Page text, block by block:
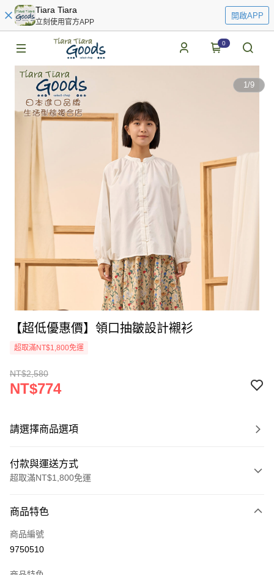
Tiara Tiara
立刻使用官方APP
開啟APP
0
1/9
【超低優惠價】領口抽皺設計襯衫
超取滿NT$1,800免運
NT$2,580
NT$774
請選擇商品選項
付款與運送方式
超取滿NT$1,800免運
信用卡一次付款
超商取貨付款
商品特色
商品編號
9750510